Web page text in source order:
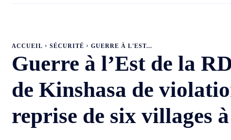
ACCUEIL SÉCURITÉ GUERRE À L'EST...
Guerre à l’Est de la
de Kinshasa de
reprise de six villages